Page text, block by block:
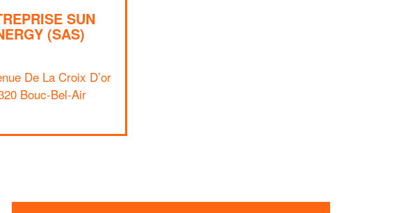
SUN
(SAS)
De La Croix D’or
Bouc-Bel-Air